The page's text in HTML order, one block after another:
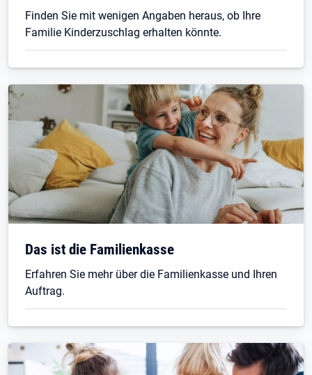
Finden Sie mit wenigen Angaben heraus, ob Ihre
Familie Kinderzuschlag erhalten könnte.
Das ist die Familienkasse
Erfahren Sie mehr über die Familienkasse und Ihren
Auftrag.